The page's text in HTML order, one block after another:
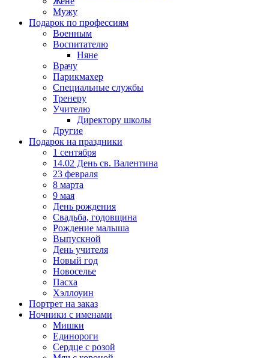
Мужу
Подарок по профессиям
Военным
Воспитателю
Няне
Врачу
Парикмахер
Специальные службы
Тренеру
Учителю
Директору школы
Другие
Подарок на праздники
1 сентября
14.02 День св. Валентина
23 февраля
8 марта
9 мая
День рождения
Свадьба, годовщина
Рождение малыша
Выпускной
День учителя
Новый год
Новоселье
Пасха
Хэллоуин
Портрет на заказ
Ночники с именами
Мишки
Единороги
Сердце с розой